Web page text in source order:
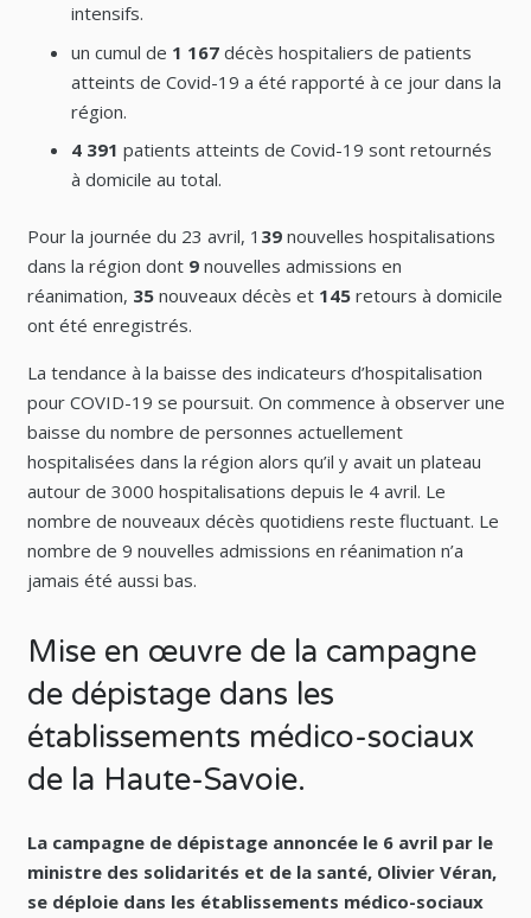
intensifs.
un cumul de 1 167 décès hospitaliers de patients
atteints de Covid-19 a été rapporté à ce jour dans la
région.
4 391 patients atteints de Covid-19 sont retournés
à domicile au total.
Pour la journée du 23 avril, 1 39nouvelles hospitalisations
dans la région dont 9nouvelles admissions en
réanimation, 35nouveaux décès et 145retours à domicile
ont été enregistrés.
La tendance à la baisse des indicateurs d’hospitalisation
pour COVID-19 se poursuit. On commence à observer une
baisse du nombre de personnes actuellement
hospitalisées dans la région alors qu’il y avait un plateau
autour de 3000 hospitalisations depuis le 4 avril. Le
nombre de nouveaux décès quotidiens reste fluctuant. Le
nombre de 9 nouvelles admissions en réanimation n’a
jamais été aussi bas.
Mise en œuvre de la campagne
de dépistage dans les
établissements médico-sociaux
de la Haute-Savoie.
La campagne de dépistage annoncée le 6 avril par le
ministre des solidarités et de la santé, Olivier Véran,
se déploie dans les établissements médico-sociaux